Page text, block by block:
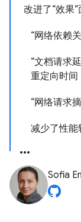
改进了“效果”
“网络依赖
“文档请求
重定向时间
“网络请求
减少了性能
Sofia